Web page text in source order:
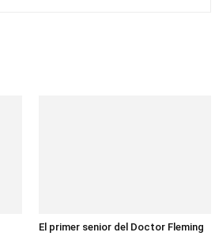
El primer senior del Doctor Fleming